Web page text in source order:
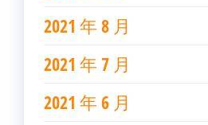
2021 年 8 月
2021 年 7 月
2021 年 6 月